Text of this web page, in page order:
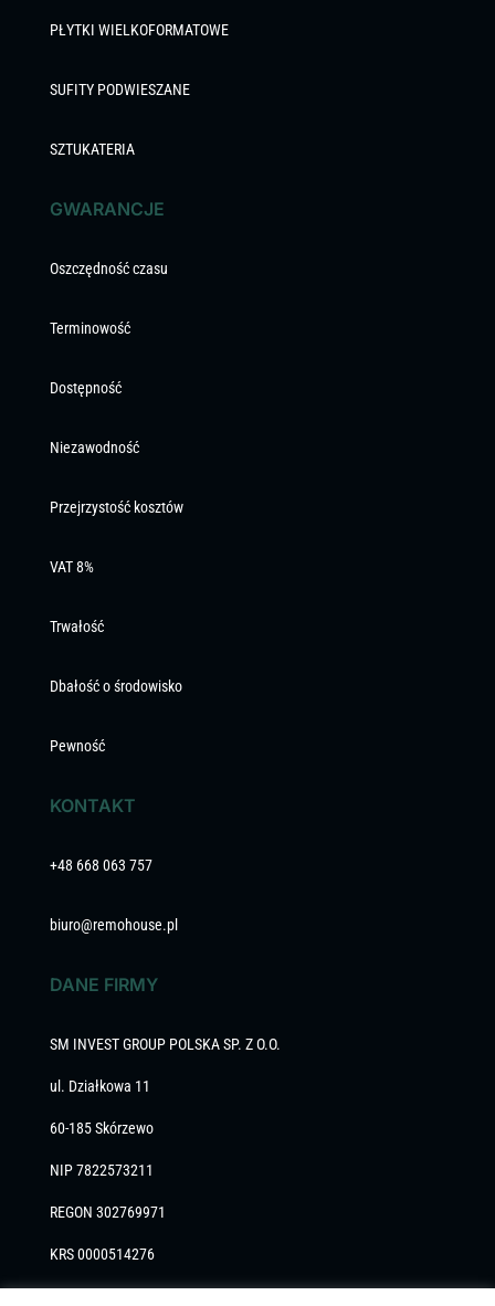
PŁYTKI WIELKOFORMATOWE
SUFITY PODWIESZANE
SZTUKATERIA
GWARANCJE
Oszczędność czasu
Terminowość
Dostępność
Niezawodność
Przejrzystość kosztów
VAT 8%
Trwałość
Dbałość o środowisko
Pewność
KONTAKT
+48 668 063 757
biuro@remohouse.pl
DANE FIRMY
SM INVEST GROUP POLSKA SP. Z O.O.
ul. Działkowa 11
60-185 Skórzewo
NIP 7822573211
REGON 302769971
KRS 0000514276